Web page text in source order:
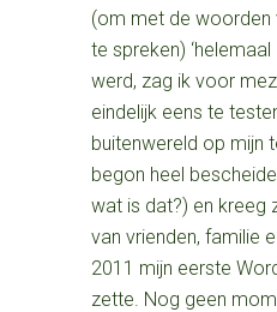
(om met de woorden
te spreken) ‘helemaal
werd, zag ik voor
eindelijk eens te
buitenwereld op mijn
begon heel
wat is dat?) en kreeg
van vrienden, familie
2011 mijn eerste
zette. Nog geen